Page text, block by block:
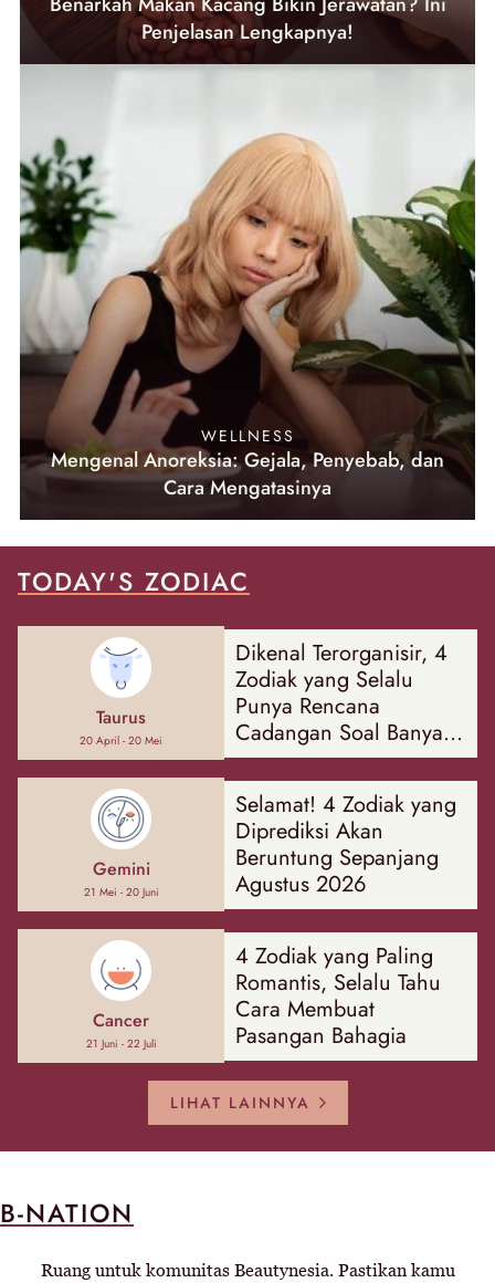
Penjelasan Lengkapnya!
WELLNESS
Mengenal Anoreksia: Gejala, Penyebab, dan
Cara Mengatasinya
TODAY'S ZODIAC
Taurus
20 April - 20 Mei
Dikenal Terorganisir, 4
Zodiak yang Selalu
Punya Rencana
Cadangan Soal Banyak
Hal
Gemini
21 Mei - 20 Juni
Selamat! 4 Zodiak yang
Diprediksi Akan
Beruntung Sepanjang
Agustus 2026
Cancer
21 Juni - 22 Juli
4 Zodiak yang Paling
Romantis, Selalu Tahu
Cara Membuat
Pasangan Bahagia
LIHAT LAINNYA
B-NATION
Ruang untuk komunitas Beautynesia. Pastikan kamu